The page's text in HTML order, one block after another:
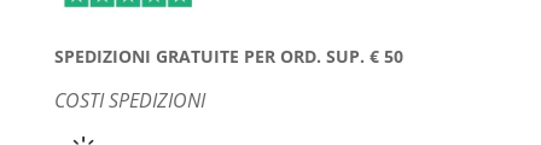
SPEDIZIONI GRATUITE PER ORD. SUP. € 50
COSTI SPEDIZIONI